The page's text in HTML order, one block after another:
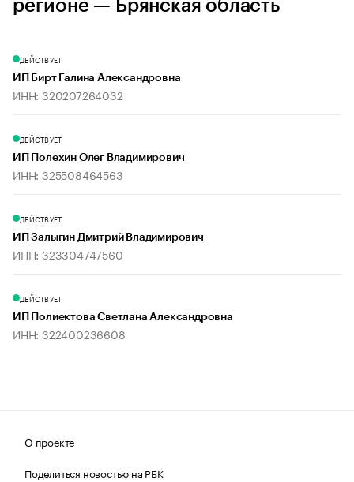
регионе — Брянская область
ДЕЙСТВУЕТ
ИП Бирт Галина Александровна
ИНН: 320207264032
ДЕЙСТВУЕТ
ИП Полехин Олег Владимирович
ИНН: 325508464563
ДЕЙСТВУЕТ
ИП Залыгин Дмитрий Владимирович
ИНН: 323304747560
ДЕЙСТВУЕТ
ИП Полиектова Светлана Александровна
ИНН: 322400236608
О проекте
Поделиться новостью на РБК